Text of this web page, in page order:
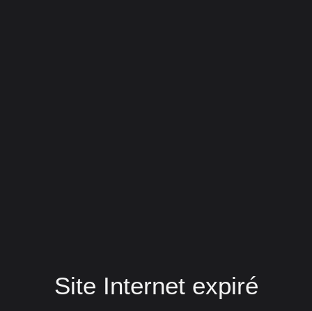
Site Internet expiré